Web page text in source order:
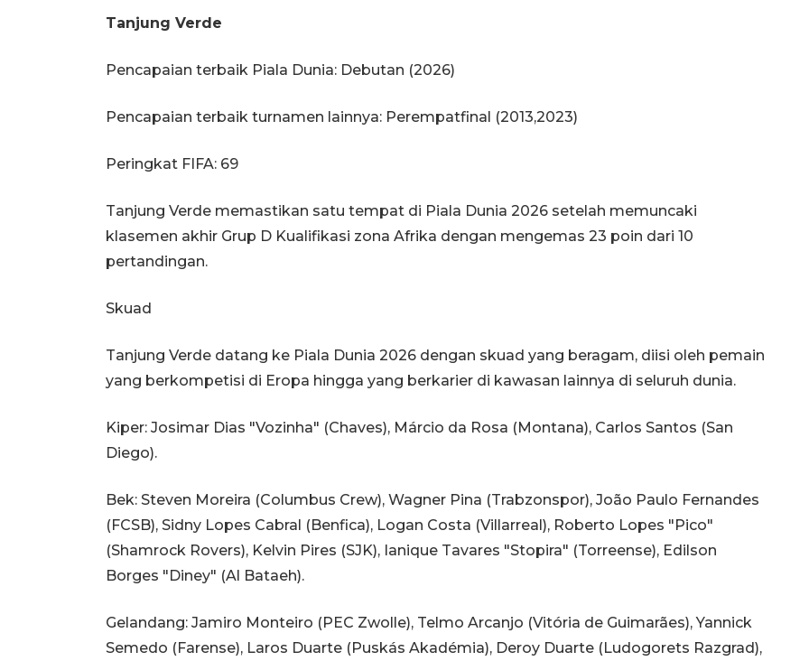
Tanjung Verde
Pencapaian terbaik Piala Dunia: Debutan (2026)
Pencapaian terbaik turnamen lainnya: Perempatfinal (2013,2023)
Peringkat FIFA: 69
Tanjung Verde memastikan satu tempat di Piala Dunia 2026 setelah memuncaki
klasemen akhir Grup D Kualifikasi zona Afrika dengan mengemas 23 poin dari 10
pertandingan.
Skuad
Tanjung Verde datang ke Piala Dunia 2026 dengan skuad yang beragam, diisi oleh pemain
yang berkompetisi di Eropa hingga yang berkarier di kawasan lainnya di seluruh dunia.
Kiper: Josimar Dias "Vozinha" (Chaves), Márcio da Rosa (Montana), Carlos Santos (San
Diego).
Bek: Steven Moreira (Columbus Crew), Wagner Pina (Trabzonspor), João Paulo Fernandes
(FCSB), Sidny Lopes Cabral (Benfica), Logan Costa (Villarreal), Roberto Lopes "Pico"
(Shamrock Rovers), Kelvin Pires (SJK), Ianique Tavares "Stopira" (Torreense), Edilson
Borges "Diney" (Al Bataeh).
Gelandang: Jamiro Monteiro (PEC Zwolle), Telmo Arcanjo (Vitória de Guimarães), Yannick
Semedo (Farense), Laros Duarte (Puskás Akadémia), Deroy Duarte (Ludogorets Razgrad),
jalanan Jakarta